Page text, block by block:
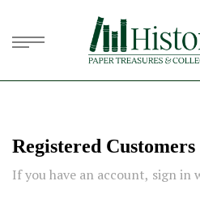
Registered Customers
If you have an account, sign in